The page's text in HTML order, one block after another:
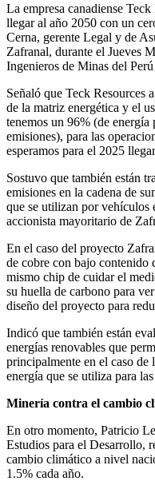
La empresa canadiense
llegar al año 2050 con un
Cerna, gerente Legal y de
Zafranal, durante el Jueves
Ingenieros de Minas del
Señaló que Teck Resources
de la matriz energética y el
tenemos un 96% (de energía
emisiones), para las
esperamos para el 2025
Sostuvo que también están
emisiones en la cadena de
que se utilizan por vehículos
accionista mayoritario de
En el caso del proyecto
de cobre con bajo contenido
mismo chip de cuidar el
su huella de carbono para
diseño del proyecto para
Indicó que también están
energías renovables que
principalmente en el caso de
energía que se utiliza para
Minería contra el cambio
En otro momento, Patricio
Estudios para el Desarrollo,
cambio climático a nivel
1.5% cada año.